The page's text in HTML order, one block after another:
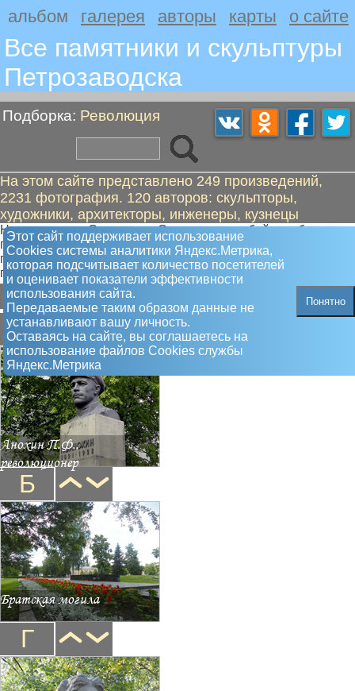
альбом галерея авторы карты о сайте
Все памятники и скульптуры
Петрозаводскa
Подборка: Революция
На этом сайте представлено 249 произведений,
2231 фотография. 120 авторов: скульпторы,
художники, архитекторы, инженеры, кузнецы
Этот сайт поддерживает использование
Сookies системы аналитики Яндекс.Метрика,
которая подсчитывает количество посетителей
и оценивает показатели эффективности
использования сайта.
Передаваемые таким образом данные не
устанавливают вашу личность.
Оставаясь на сайте, вы соглашаетесь на
использование файлов Сookies службы
Яндекс.Метрика
Понятно
Ни один город Советского Союза не мог обойтись без
памятников революционерам. Своих героев у нас было не
густо, поэтому больше всего было вождей мирового
пролетариата и членов советского правительства
А Б Г К Л М П Р
А
Анохин П.Ф.,
революционер
Б
Братская могила
Г